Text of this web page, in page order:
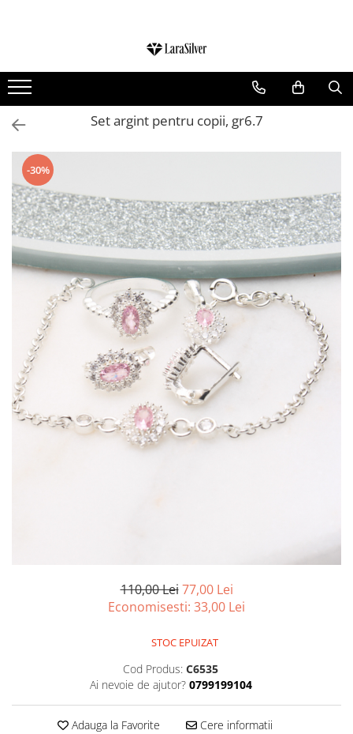
CERCEI ARGINT
BRATARI ARGINT
COLIERE ARGINT
LANTISOARE ARGINT
CRUCIULITE SI ICONITE ARGINT
PANDANTIVE ARGINT
BROSE ARGINT
VERIGHETE ARGINT
BIJUTERII ARGINT PENTRU COPII
BIJUTERII ARGINT PENTRU BARBATI
INELE ARGINT
marime reglabila
marimea 47
marimea 48
marimea 49
marimea 63
marimea 64
Set argint pentru copii, gr6.7
-30%
110,00 Lei 77,00 Lei
Economisesti: 33,00 Lei
STOC EPUIZAT
Cod Produs: C6535
Ai nevoie de ajutor? 0799199104
Adauga la Favorite Cere informatii